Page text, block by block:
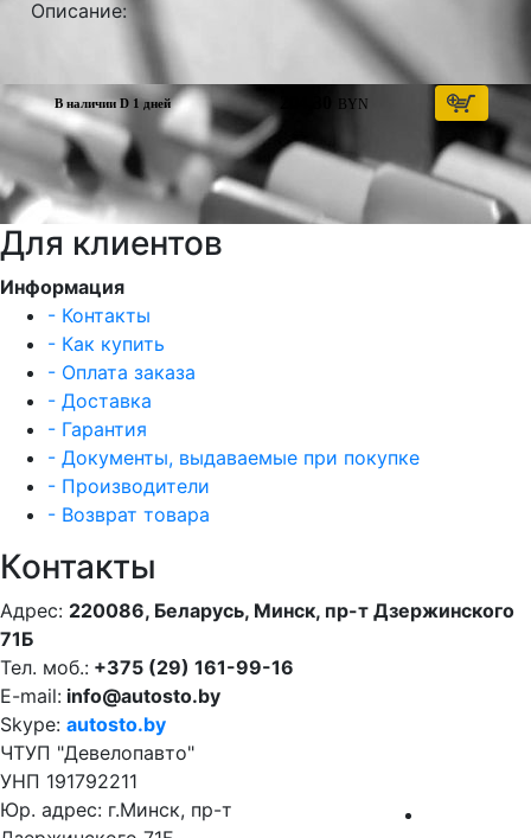
Описание:
В наличии D 1 дней BYN
Для клиентов
Информация
- Контакты
- Как купить
- Оплата заказа
- Доставка
- Гарантия
- Документы, выдаваемые при покупке
- Производители
- Возврат товара
Контакты
Адрес: 220086, Беларусь, Минск, пр-т Дзержинского
71Б
Тел. моб.: +375 (29) 161-99-16
E-mail: info@autosto.by
Skype: autosto.by
ЧТУП "Девелопавто"
УНП 191792211
Юр. адрес: г.Минск, пр-т